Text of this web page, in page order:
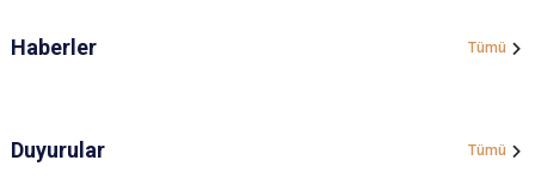
Haberler Tümü
Duyurular Tümü